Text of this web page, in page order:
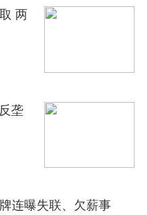
两
垄
连曝失联、欠薪事